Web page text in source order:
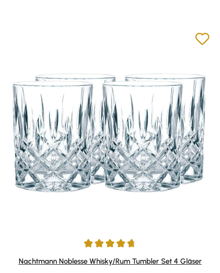
Durchschnittliche Bewertung von 4.75 von 5 Sternen
Nachtmann Noblesse Whisky/Rum Tumbler Set 4 Gläser